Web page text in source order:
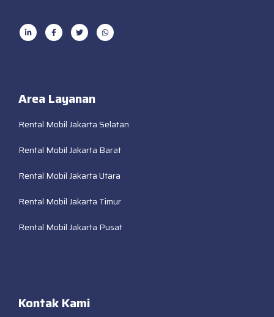
Area Layanan
Rental Mobil Jakarta Selatan
Rental Mobil Jakarta Barat
Rental Mobil Jakarta Utara
Rental Mobil Jakarta Timur
Rental Mobil Jakarta Pusat
Kontak Kami